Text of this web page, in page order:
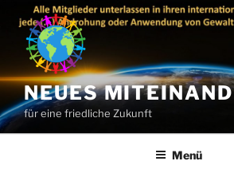
Inhalt
springen
NEUES
für eine friedliche Zukunft
Menü